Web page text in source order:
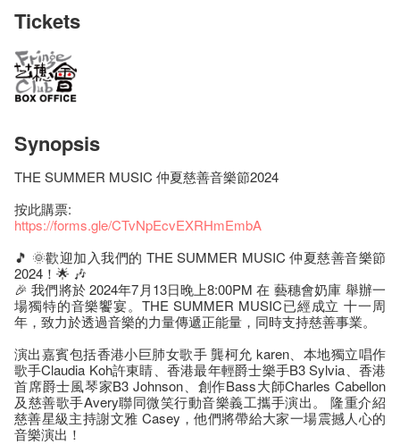
Tickets
Synopsis
THE SUMMER MUSIC 仲夏慈善音樂節2024
按此購票:
https://forms.gle/CTvNpEcvEXRHmEmbA
🎵 🌞歡迎加入我們的 THE SUMMER MUSIC 仲夏慈善音樂節
2024！🌟 🎶
🎉 我們將於 2024年7月13日晚上8:00PM 在 藝穗會奶庫 舉辦一
場獨特的音樂饗宴。THE SUMMER MUSIC已經成立 十一周
年，致力於透過音樂的力量傳遞正能量，同時支持慈善事業。
演出嘉賓包括香港小巨肺女歌手 龔柯允 karen、本地獨立唱作
歌手Claudia Koh許東睛、香港最年輕爵士樂手B3 Sylvia、香港
首席爵士風琴家B3 Johnson、創作Bass大師Charles Cabellon
及慈善歌手Avery聯同微笑行動音樂義工攜手演出。 隆重介紹
慈善星級主持謝文雅 Casey，他們將帶給大家一場震撼人心的
音樂演出！